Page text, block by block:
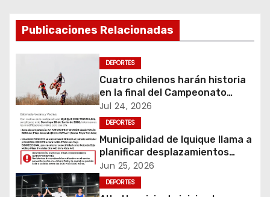
g
a
i
ó
n
d
Publicaciones Relacionadas
DEPORTES
Cuatro chilenos harán historia
en la final del Campeonato
Amateur de Motocross más
importante del mundo
Jul 24, 2026
DEPORTES
Municipalidad de Iquique llama a
planificar desplazamientos
durante Iquique 5150 Triathlon
Jun 25, 2026
DEPORTES